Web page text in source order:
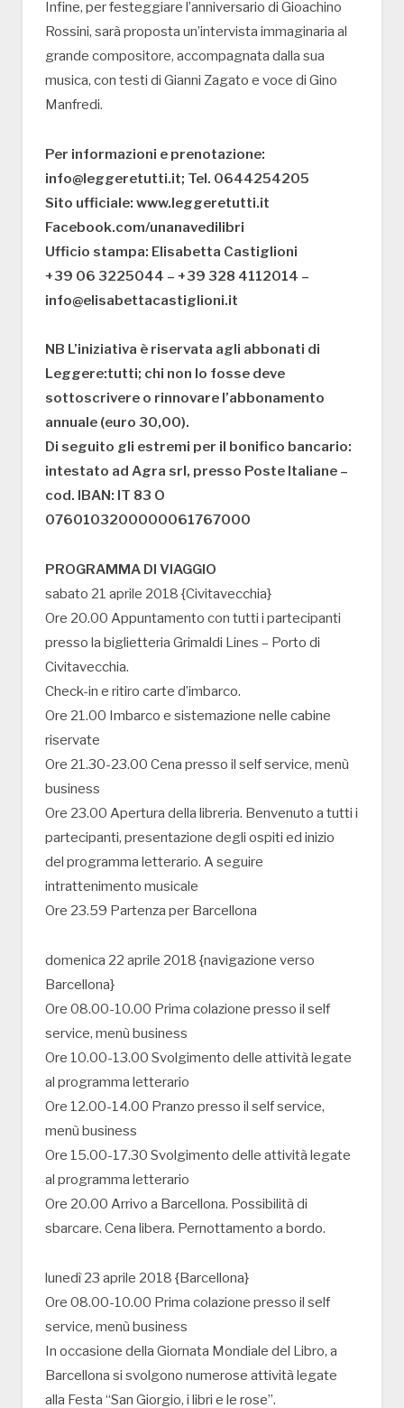
Infine, per festeggiare l’anniversario di Gioachino
Rossini, sarà proposta un’intervista immaginaria al
grande compositore, accompagnata dalla sua
musica, con testi di Gianni Zagato e voce di Gino
Manfredi.
Per informazioni e prenotazione:
info@leggeretutti.it; Tel. 0644254205
Sito ufficiale: www.leggeretutti.it
Facebook.com/unanavedilibri
Ufficio stampa: Elisabetta Castiglioni
+39 06 3225044 – +39 328 4112014 –
info@elisabettacastiglioni.it
NB L’iniziativa è riservata agli abbonati di
Leggere:tutti; chi non lo fosse deve
sottoscrivere o rinnovare l’abbonamento
annuale (euro 30,00).
Di seguito gli estremi per il bonifico bancario:
intestato ad Agra srl, presso Poste Italiane –
cod. IBAN: IT 83 O
0760103200000061767000
PROGRAMMA DI VIAGGIO
sabato 21 aprile 2018 {Civitavecchia}
Ore 20.00 Appuntamento con tutti i partecipanti
presso la biglietteria Grimaldi Lines – Porto di
Civitavecchia.
Check-in e ritiro carte d’imbarco.
Ore 21.00 Imbarco e sistemazione nelle cabine
riservate
Ore 21.30-23.00 Cena presso il self service, menù
business
Ore 23.00 Apertura della libreria. Benvenuto a tutti i
partecipanti, presentazione degli ospiti ed inizio
del programma letterario. A seguire
intrattenimento musicale
Ore 23.59 Partenza per Barcellona
domenica 22 aprile 2018 {navigazione verso
Barcellona}
Ore 08.00-10.00 Prima colazione presso il self
service, menù business
Ore 10.00-13.00 Svolgimento delle attività legate
al programma letterario
Ore 12.00-14.00 Pranzo presso il self service,
menù business
Ore 15.00-17.30 Svolgimento delle attività legate
al programma letterario
Ore 20.00 Arrivo a Barcellona. Possibilità di
sbarcare. Cena libera. Pernottamento a bordo.
lunedì 23 aprile 2018 {Barcellona}
Ore 08.00-10.00 Prima colazione presso il self
service, menù business
In occasione della Giornata Mondiale del Libro, a
Barcellona si svolgono numerose attività legate
alla Festa “San Giorgio, i libri e le rose”.